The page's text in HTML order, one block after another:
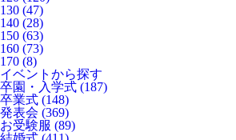
130 (47)
140 (28)
150 (63)
160 (73)
170 (8)
イベントから探す
卒園・入学式 (187)
卒業式 (148)
発表会 (369)
お受験服 (89)